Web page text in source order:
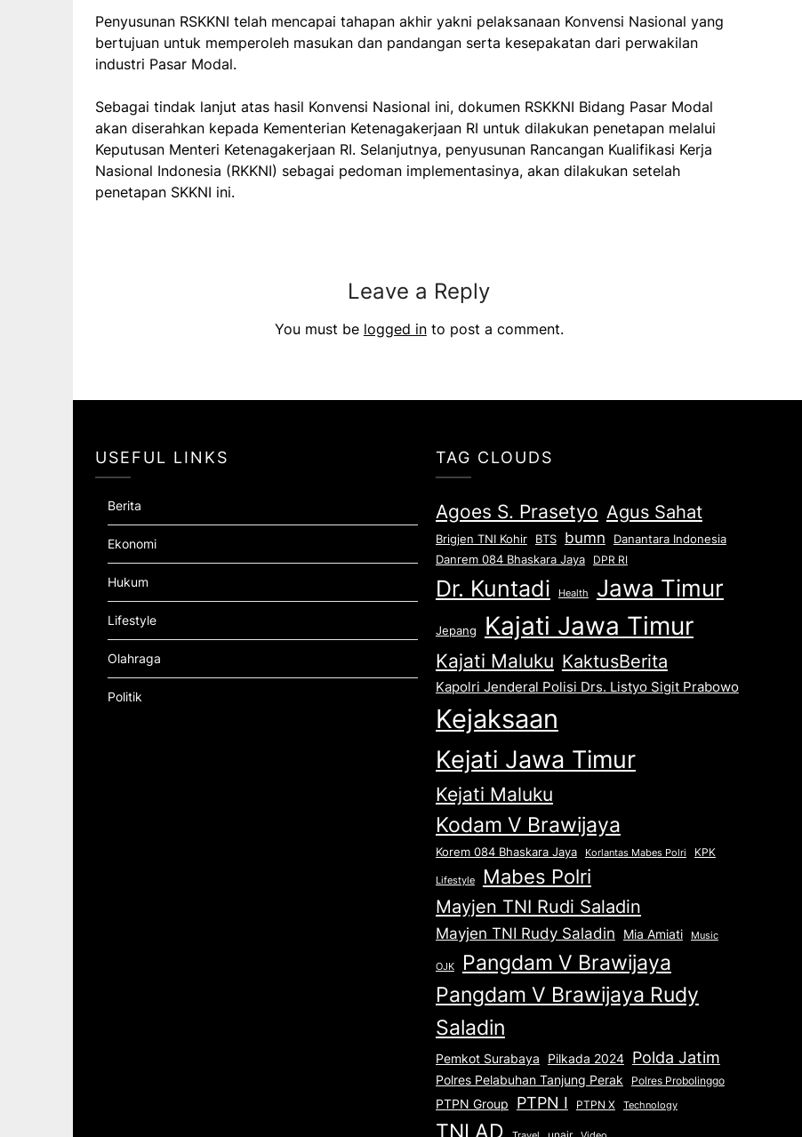
Penyusunan RSKKNI telah mencapai tahapan akhir yakni pelaksanaan Konvensi Nasional yang
bertujuan untuk memperoleh masukan dan pandangan serta kesepakatan dari perwakilan
industri Pasar Modal.
Sebagai tindak lanjut atas hasil Konvensi Nasional ini, dokumen RSKKNI Bidang Pasar Modal
akan diserahkan kepada Kementerian Ketenagakerjaan RI untuk dilakukan penetapan melalui
Keputusan Menteri Ketenagakerjaan RI. Selanjutnya, penyusunan Rancangan Kualifikasi Kerja
Nasional Indonesia (RKKNI) sebagai pedoman implementasinya, akan dilakukan setelah
penetapan SKKNI ini.
Leave a Reply
You must be logged into post a comment.
USEFUL LINKS
Berita
Ekonomi
Hukum
Lifestyle
Olahraga
Politik
TAG CLOUDS
Agoes S. Prasetyo Agus Sahat
Brigjen TNI Kohir BTS bumn
Danantara Indonesia
Danrem 084 Bhaskara Jaya
DPR RI
Dr. Kuntadi Health Jawa Timur
Jepang Kajati Jawa Timur
Kajati Maluku KaktusBerita
Kapolri Jenderal Polisi Drs. Listyo Sigit Prabowo
Kejaksaan
Kejati Jawa Timur
Kejati Maluku
Kodam V Brawijaya
Korem 084 Bhaskara Jaya Korlantas Mabes Polri KPK
Lifestyle Mabes Polri
Mayjen TNI Rudi Saladin
Mayjen TNI Rudy Saladin Mia Amiati Music
OJK Pangdam V Brawijaya
Pangdam V Brawijaya Rudy
Saladin
Pemkot Surabaya Pilkada 2024 Polda Jatim
Polres Pelabuhan Tanjung Perak Polres Probolinggo
PTPN Group PTPN I PTPN X Technology
TNI AD